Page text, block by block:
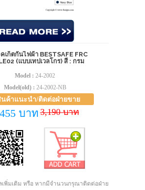
เก็ตกันไฟผ้า BESTSAFE FRC
(แบบเทปเวลโกร) สี : กรม
Model : 24-2002
Model(old) : 24-2002-NB
ค้าแนะนำ/ติดต่อฝ่ายขาย
บาท 3,190 บาท
พิ่มเติม หรือ หากมีจำนวนกรุณาติดต่อฝ่าย